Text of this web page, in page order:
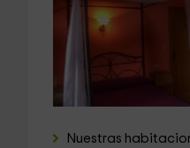
Nuestras